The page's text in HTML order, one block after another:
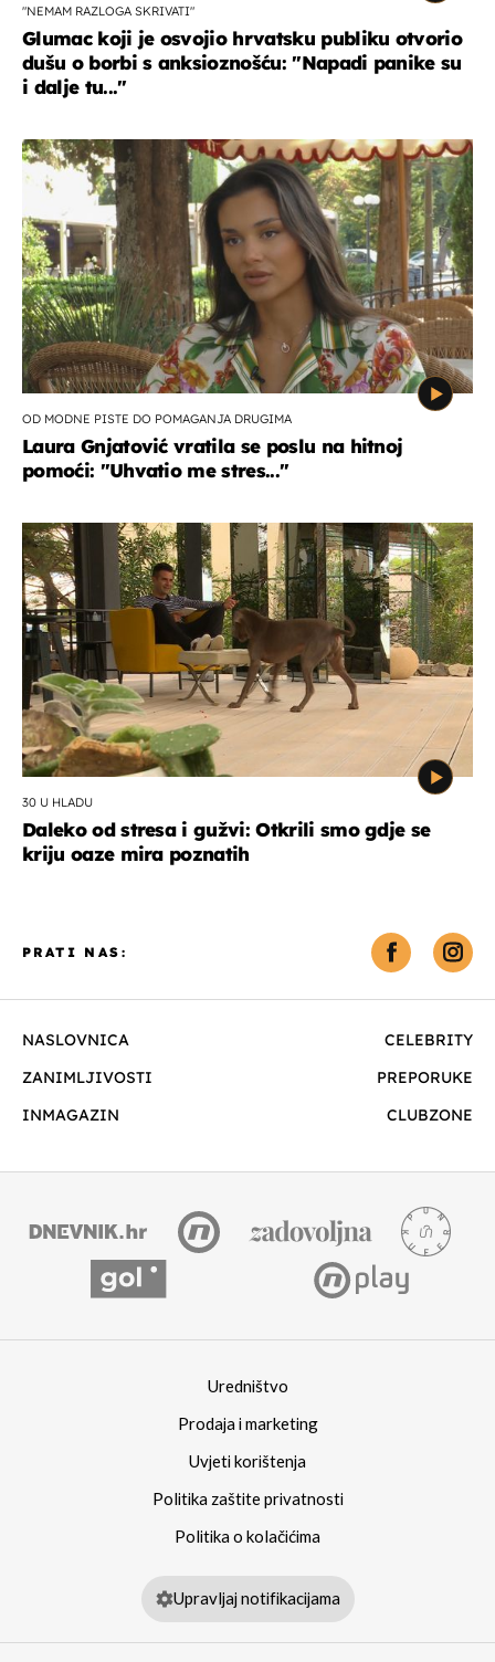
"NEMAM RAZLOGA SKRIVATI"
Glumac koji je osvojio hrvatsku publiku otvorio
dušu o borbi s anksioznošću: "Napadi panike su
i dalje tu..."
OD MODNE PISTE DO POMAGANJA DRUGIMA
Laura Gnjatović vratila se poslu na hitnoj
pomoći: "Uhvatio me stres..."
30 U HLADU
Daleko od stresa i gužvi: Otkrili smo gdje se
kriju oaze mira poznatih
NASLOVNICA
CELEBRITY
ZANIMLJIVOSTI
PREPORUKE
INMAGAZIN
CLUBZONE
PRATI NAS:
Uredništvo
Prodaja i marketing
Uvjeti korištenja
Politika zaštite privatnosti
Politika o kolačićima
Upravljaj notifikacijama